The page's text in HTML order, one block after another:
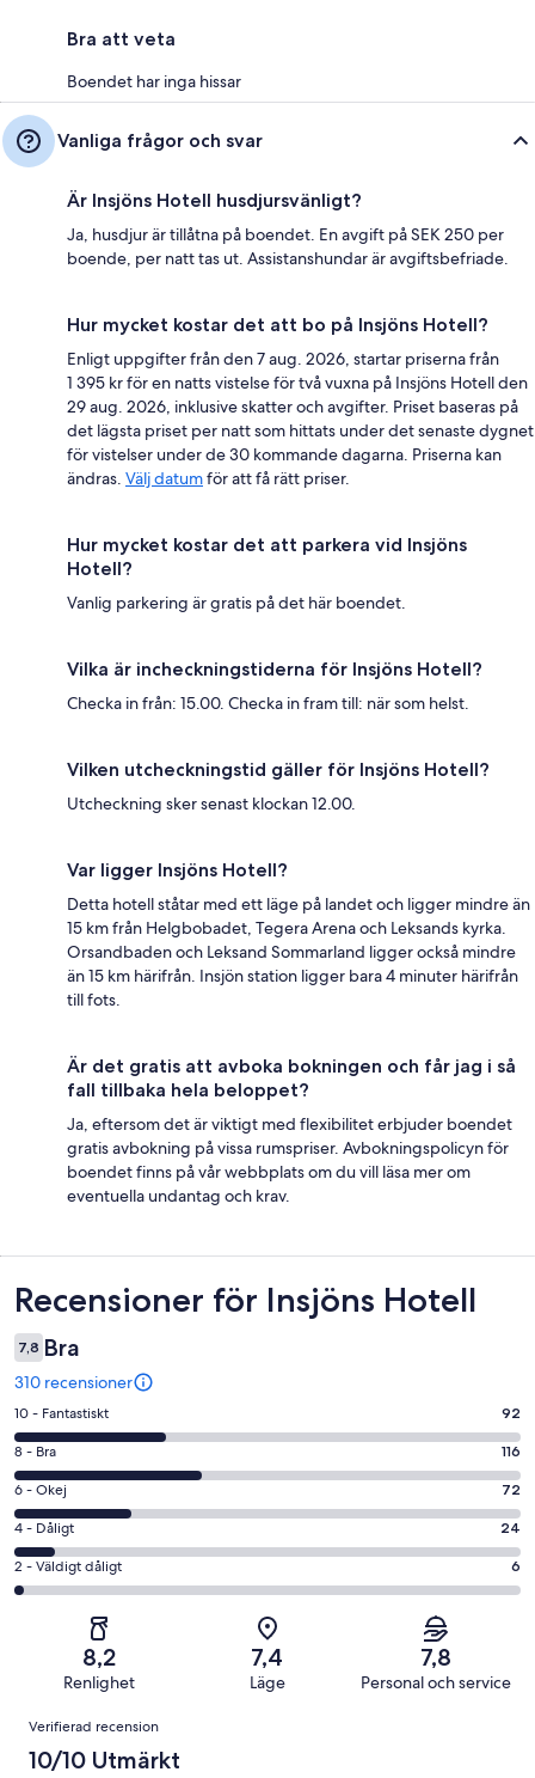
Bra att veta
Boendet har inga hissar
Vanliga frågor och svar
Är Insjöns Hotell husdjursvänligt?
Ja, husdjur är tillåtna på boendet. En avgift på SEK 250 per
boende, per natt tas ut. Assistanshundar är avgiftsbefriade.
Hur mycket kostar det att bo på Insjöns Hotell?
Enligt uppgifter från den 7 aug. 2026, startar priserna från
1 395 kr för en natts vistelse för två vuxna på Insjöns Hotell den
29 aug. 2026, inklusive skatter och avgifter. Priset baseras på
det lägsta priset per natt som hittats under det senaste dygnet
för vistelser under de 30 kommande dagarna. Priserna kan
ändras. Välj datumför att få rätt priser.
Hur mycket kostar det att parkera vid Insjöns
Hotell?
Vanlig parkering är gratis på det här boendet.
Vilka är incheckningstiderna för Insjöns Hotell?
Checka in från: 15.00. Checka in fram till: när som helst.
Vilken utcheckningstid gäller för Insjöns Hotell?
Utcheckning sker senast klockan 12.00.
Var ligger Insjöns Hotell?
Detta hotell ståtar med ett läge på landet och ligger mindre än
15 km från Helgbobadet, Tegera Arena och Leksands kyrka.
Orsandbaden och Leksand Sommarland ligger också mindre
än 15 km härifrån. Insjön station ligger bara 4 minuter härifrån
till fots.
Är det gratis att avboka bokningen och får jag i så
fall tillbaka hela beloppet?
Ja, eftersom det är viktigt med flexibilitet erbjuder boendet
gratis avbokning på vissa rumspriser. Avbokningspolicyn för
boendet finns på vår webbplats om du vill läsa mer om
eventuella undantag och krav.
Recensioner
Recensioner för Insjöns Hotell
7,8 Bra
310 recensioner
10
-
Fantastiskt
i
betyg.
92
av
310
recensioner
10 - Fantastiskt 92
8
-
Bra
i
betyg.
116
recensioner
8 - Bra 116
6
-
Okej
i
betyg.
recensioner
6 - Okej 72
4
-
Dåligt
recensioner
4 - Dåligt 24
2
-
betyg.
310
2 - Väldigt dåligt 6
8,2
Renlighet
7,4
Läge
7,8
Personal och service
Recensioner
Verifierad recension
10/10 Utmärkt